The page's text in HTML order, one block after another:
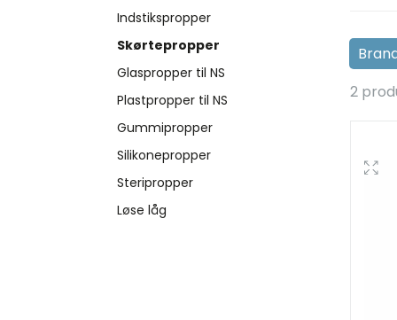
Indstikspropper
Skørtepropper
Glaspropper til NS
Plastpropper til NS
Gummipropper
Silikonepropper
Steripropper
Løse låg
2